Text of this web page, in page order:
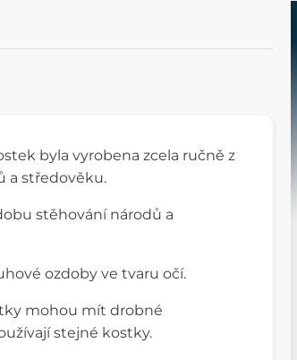
byla vyrobena zcela ručně z
a středověku.
stěhování národů a
ozdoby ve tvaru očí.
mohou mít drobné
stejné kostky.